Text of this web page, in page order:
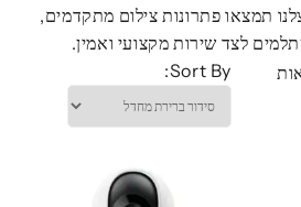
תמצאו פתרונות צילום מתקדמים,
לצד שירות מקצועי ואמין.
Sort By: